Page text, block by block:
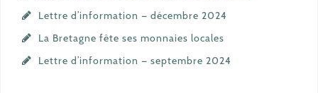
Lettre d’information — décembre 2024
La Bretagne fête ses monnaies locales
Lettre d’information — septembre 2024